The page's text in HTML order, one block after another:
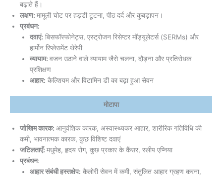
बढ़ाते हैं।
लक्षण: मामूली चोट पर हड्डी टूटना, पीठ दर्द और कुबड़ापन।
प्रबंधन:
दवाएं: बिसफॉस्फोनेट्स, एस्ट्रोजन रिसेप्टर मॉड्यूलेटर्स (SERMs) और
हार्मोन रिप्लेसमेंट थेरेपी
व्यायाम: वजन उठाने वाले व्यायाम जैसे चलना, दौड़ना और प्रतिरोधक
प्रशिक्षण
आहार: कैल्शियम और विटामिन डी का बढ़ा हुआ सेवन
मोटापा
जोखिम कारक: आनुवंशिक कारक, अस्वास्थ्यकर आहार, शारीरिक गतिविधि की
कमी, भावनात्मक कारक, कुछ विशिष्ट दवाएं
जटिलताएँ: मधुमेह, हृदय रोग, कुछ प्रकार के कैंसर, स्लीप एप्निया
प्रबंधन:
आहार संबंधी हस्तक्षेप: कैलोरी सेवन में कमी, संतुलित आहार ग्रहण करना,